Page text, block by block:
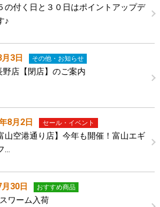
の付く日と３０日はポイントアップデ
♪
3日 その他・お知らせ
野店【閉店】のご案内
8月2日 セール・イベント
山空港通り店】今年も開催！富山エギ
…
30日 おすすめ商品
ワーム入荷